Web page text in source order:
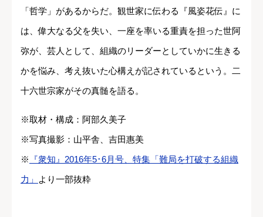
「哲学」があるからだ。観世家に伝わる『風姿花伝』に
は、偉大なる父を失い、一座を率いる重責を担った世阿
弥が、芸人として、組織のリーダーとしていかに生きる
かを悩み、考え抜いた心構えが記されているという。二
十六世宗家がその真髄を語る。
※取材・構成：阿部久美子
※写真撮影：山平舎、吉田惠美
※
『衆知』2016年5･6月号、特集「難局を打破する組織
力」
より一部抜粋